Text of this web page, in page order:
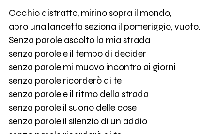
Occhio distratto, mirino sopra il mondo,
apro una lancetta seziona il pomeriggio, vuoto.
Senza parole ascolto la mia strada
senza parole e il tempo di decider
senza parole mi muovo incontro ai giorni
senza parole ricorderò di te
senza parole e il ritmo della strada
senza parole il suono delle cose
senza parole il silenzio di un addio